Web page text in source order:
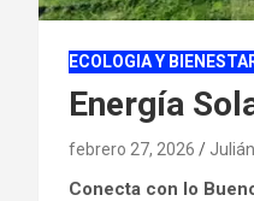
ECOLOGIA Y
Energía
febrero 27, 2026
Conecta con lo